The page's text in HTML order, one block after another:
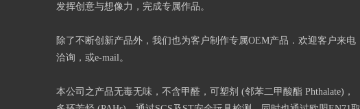
发挥创意与想像力，完成专属作品。
除了不断创新产品外，我们也为客户制作专属OEM产品．欢迎客户来电
洽询，或e-mail。
本公司之产品无毒无味，不含甲醛，可塑剂 (邻苯二甲酸酯 Phthalate)，